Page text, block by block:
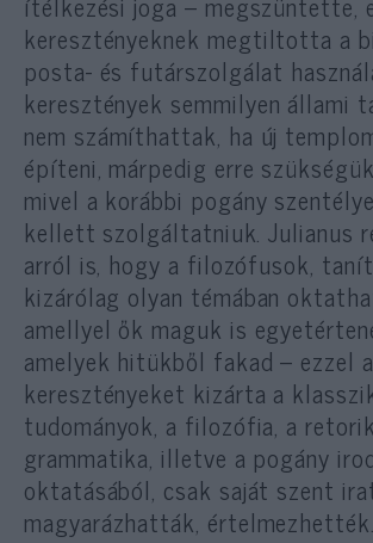
keresztényeknek megtiltotta a
posta- és futárszolgálat
keresztények semmilyen állami
nem számíthattak, ha új
építeni, márpedig erre
mivel a korábbi pogány
kellett szolgáltatniuk. Julianus
arról is, hogy a filozófusok,
kizárólag olyan témában
amellyel ők maguk is
amelyek hitükből fakad – ezzel a
keresztényeket kizárta a
tudományok, a filozófia, a
grammatika, illetve a pogány
oktatásából, csak saját szent
magyarázhatták, értelmezhették.